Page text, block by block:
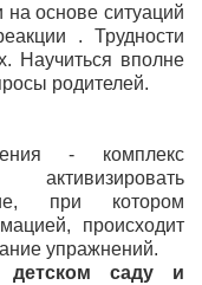
основе ситуаций
. Трудности
Научиться вполне
родителей.
- комплекс
при котором
происходит
упражнений.
детском саду и